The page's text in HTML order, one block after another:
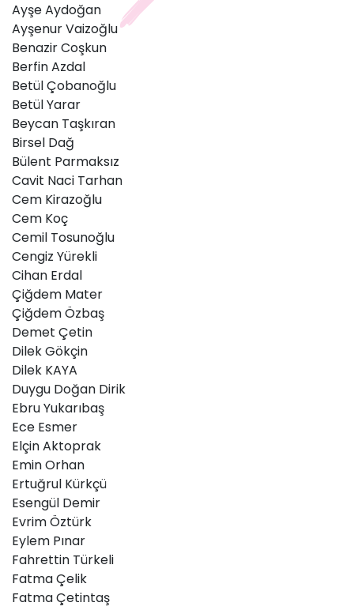
Ayşe Aydoğan
Ayşenur Vaizoğlu
Benazir Coşkun
Berfin Azdal
Betül Çobanoğlu
Betül Yarar
Beycan Taşkıran
Birsel Dağ
Bülent Parmaksız
Cavit Naci Tarhan
Cem Kirazoğlu
Cem Koç
Cemil Tosunoğlu
Cengiz Yürekli
Cihan Erdal
Çiğdem Mater
Çiğdem Özbaş
Demet Çetin
Dilek Gökçin
Dilek KAYA
Duygu Doğan Dirik
Ebru Yukarıbaş
Ece Esmer
Elçin Aktoprak
Emin Orhan
Ertuğrul Kürkçü
Esengül Demir
Evrim Öztürk
Eylem Pınar
Fahrettin Türkeli
Fatma Çelik
Fatma Çetintaş